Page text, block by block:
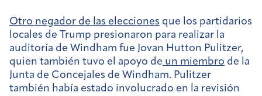
Otro negador de las elecciones que los partidarios
locales de Trump presionaron para realizar la
auditoría de Windham fue Jovan Hutton Pulitzer,
quien también tuvo el apoyo de un miembro de la
Junta de Concejales de Windham. Pulitzer
también había estado involucrado en la revisión